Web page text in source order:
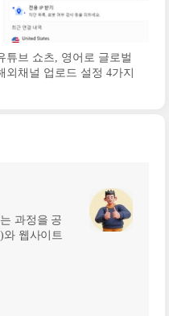
튜브 쇼츠, 영어로 글로벌
외채널 업로드 설정 4가지
과정을 공
와 웹사이트